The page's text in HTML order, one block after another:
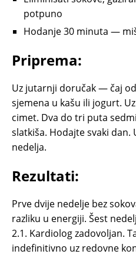
potpuno
Hodanje 30 minuta —
Priprema:
Uz jutarnji doručak — čaj
sjemena u kašu ili jogurt.
cimet. Dva do tri puta
slatkiša. Hodajte svaki dan.
nedelja.
Rezultati:
Prve dvije nedelje bez
razliku u energiji. Šest
2.1. Kardiolog zadovoljan.
indefinitivno uz redovne